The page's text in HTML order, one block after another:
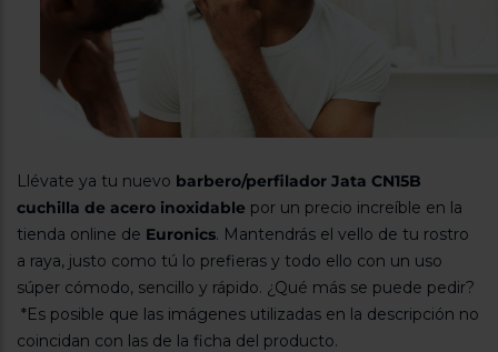
Llévate ya tu nuevo barbero/perfilador Jata CN15B
cuchilla de acero inoxidable por un precio increíble en la
tienda online de Euronics. Mantendrás el vello de tu rostro
a raya, justo como tú lo prefieras y todo ello con un uso
súper cómodo, sencillo y rápido. ¿Qué más se puede pedir?
*Es posible que las imágenes utilizadas en la descripción no
coincidan con las de la ficha del producto.